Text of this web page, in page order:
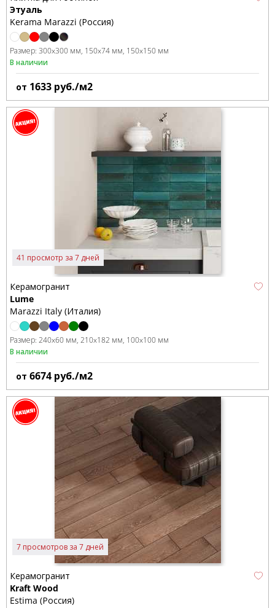
Этуаль
Kerama Marazzi (Россия)
Размер: 300x300 мм 150x74 мм 150x150 мм
В наличии
от 1633 руб./м2
41 просмотр за 7 дней
Керамогранит
Lume
Marazzi Italy (Италия)
Размер: 240x60 мм 210x182 мм 100x100 мм
В наличии
от 6674 руб./м2
7 просмотров за 7 дней
Керамогранит
Kraft Wood
Estima (Россия)